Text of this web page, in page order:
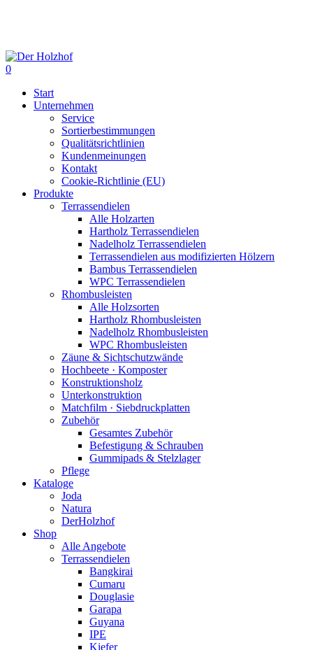
content
0
Start
Unternehmen
Service
Sortierbestimmungen
Qualitätsrichtlinien
Kundenmeinungen
Kontakt
Cookie-Richtlinie (EU)
Produkte
Terrassendielen
Alle Holzarten
Hartholz Terrassendielen
Nadelholz Terrassendielen
Terrassendielen aus modifizierten Hölzern
Bambus Terrassendielen
WPC Terrassendielen
Rhombusleisten
Alle Holzsorten
Hartholz Rhombusleisten
Nadelholz Rhombusleisten
WPC Rhombusleisten
Zäune & Sichtschutzwände
Hochbeete · Komposter
Konstruktionsholz
Unterkonstruktion
Matchfilm · Siebdruckplatten
Zubehör
Gesamtes Zubehör
Befestigung & Schrauben
Gummipads & Stelzlager
Pflege
Kataloge
Joda
Natura
DerHolzhof
Shop
Alle Angebote
Terrassendielen
Bangkirai
Cumaru
Douglasie
Garapa
Guyana
IPE
Kiefer